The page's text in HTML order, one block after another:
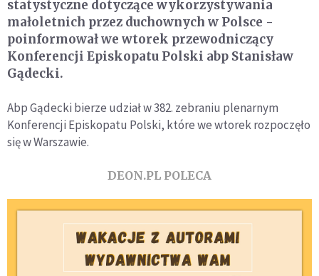
statystyczne dotyczące wykorzystywania
małoletnich przez duchownych w Polsce -
poinformował we wtorek przewodniczący
Konferencji Episkopatu Polski abp Stanisław
Gądecki.
Abp Gądecki bierze udział w 382. zebraniu plenarnym
Konferencji Episkopatu Polski, które we wtorek rozpoczęło
się w Warszawie.
DEON.PL POLECA